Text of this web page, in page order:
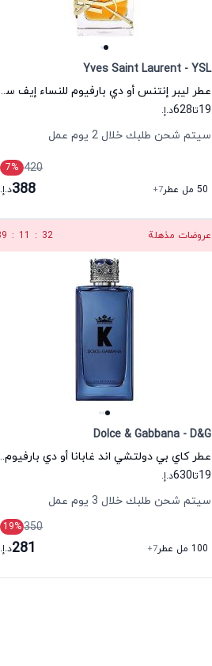
Yves Saint Laurent - YSL
عطر ليبر إنتنس أو دي
19تا628د.إ.
سيتم شحن طلبك خلال 2 يوم عمل
420
7%
50 مل عطر
+7
388د.إ.
عروضات مذهلة 31
:
11
:
Dolce & Gabbana - D&G
عطر كاي بي دولتشي اند
19تا630د.إ.
سيتم شحن طلبك خلال 3 يوم عمل
350
19%
100 مل عطر
+7
281د.إ.